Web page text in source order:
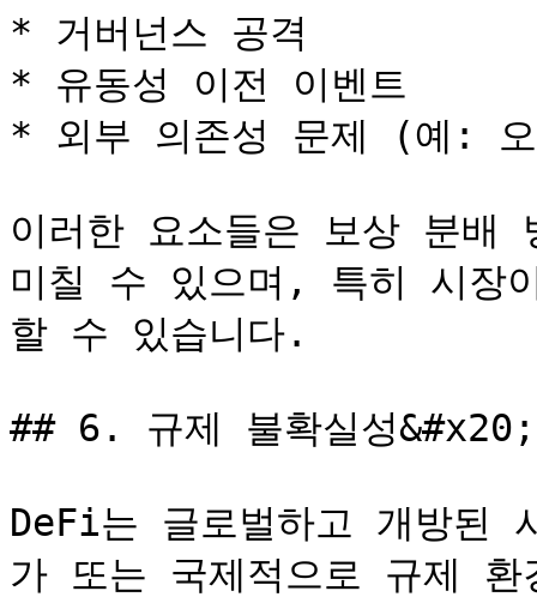
* 거버넌스 공격
* 유동성 이전 이벤트
* 외부 의존성 문제 (예:
이러한 요소들은 보상 분배
미칠 수 있으며, 특히 시장
할 수 있습니다.
## 6. 규제 불확실성&#x20;
DeFi는 글로벌하고 개방된
가 또는 국제적으로 규제